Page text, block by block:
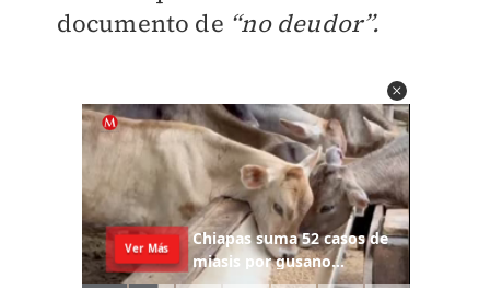
documento de “no deudor”.